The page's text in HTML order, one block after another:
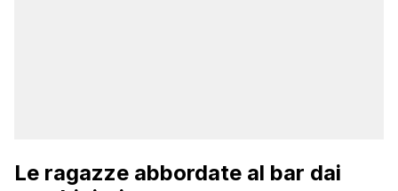
Le ragazze abbordate al bar dai